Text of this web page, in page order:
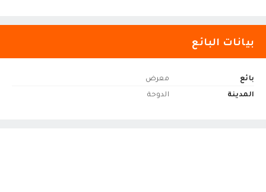
بيانات البائع
بائع
معرض
المدينة
الدوحة